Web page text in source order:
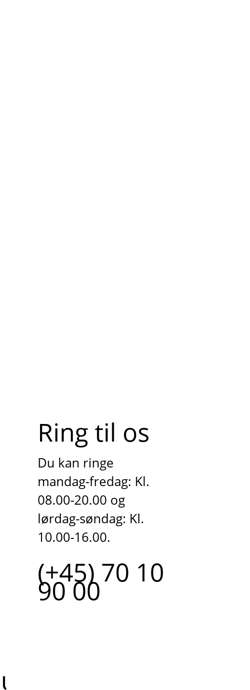
Ring til os
Du kan ringe
mandag-fredag: Kl.
08.00-20.00 og
lørdag-søndag: Kl.
10.00-16.00.
(+45) 70 10
90 00